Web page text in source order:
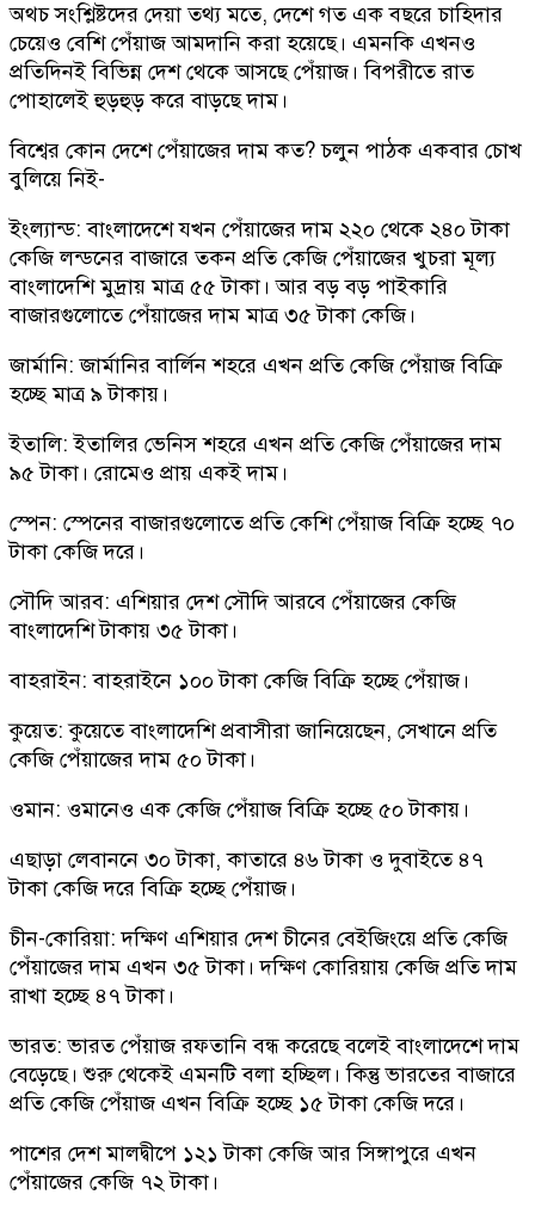
অথচ সংশ্লিষ্টদের দেয়া তথ্য মতে, দেশে গত এক বছরে চাহিদার
চেয়েও বেশি পেঁয়াজ আমদানি করা হয়েছে। এমনকি এখনও
প্রতিদিনই বিভিন্ন দেশ থেকে আসছে পেঁয়াজ। বিপরীতে রাত
পোহালেই হুড়হুড় করে বাড়ছে দাম।
বিশ্বের কোন দেশে পেঁয়াজের দাম কত? চলুন পাঠক একবার চোখ
বুলিয়ে নিই-
ইংল্যান্ড: বাংলাদেশে যখন পেঁয়াজের দাম ২২০ থেকে ২৪০ টাকা
কেজি লন্ডনের বাজারে তকন প্রতি কেজি পেঁয়াজের খুচরা মূল্য
বাংলাদেশি মুদ্রায় মাত্র ৫৫ টাকা। আর বড় বড় পাইকারি
বাজারগুলোতে পেঁয়াজের দাম মাত্র ৩৫ টাকা কেজি।
জার্মানি: জার্মানির বার্লিন শহরে এখন প্রতি কেজি পেঁয়াজ বিক্রি
হচ্ছে মাত্র ৯ টাকায়।
ইতালি: ইতালির ভেনিস শহরে এখন প্রতি কেজি পেঁয়াজের দাম
৯৫ টাকা। রোমেও প্রায় একই দাম।
স্পেন: স্পেনের বাজারগুলোতে প্রতি কেশি পেঁয়াজ বিক্রি হচ্ছে ৭০
টাকা কেজি দরে।
সৌদি আরব: এশিয়ার দেশ সৌদি আরবে পেঁয়াজের কেজি
বাংলাদেশি টাকায় ৩৫ টাকা।
বাহরাইন: বাহরাইনে ১০০ টাকা কেজি বিক্রি হচ্ছে পেঁয়াজ।
কুয়েত: কুয়েতে বাংলাদেশি প্রবাসীরা জানিয়েছেন, সেখানে প্রতি
কেজি পেঁয়াজের দাম ৫০ টাকা।
ওমান: ওমানেও এক কেজি পেঁয়াজ বিক্রি হচ্ছে ৫০ টাকায়।
এছাড়া লেবাননে ৩০ টাকা, কাতারে ৪৬ টাকা ও দুবাইতে ৪৭
টাকা কেজি দরে বিক্রি হচ্ছে পেঁয়াজ।
চীন-কোরিয়া: দক্ষিণ এশিয়ার দেশ চীনের বেইজিংয়ে প্রতি কেজি
পেঁয়াজের দাম এখন ৩৫ টাকা। দক্ষিণ কোরিয়ায় কেজি প্রতি দাম
রাখা হচ্ছে ৪৭ টাকা।
ভারত: ভারত পেঁয়াজ রফতানি বন্ধ করেছে বলেই বাংলাদেশে দাম
বেড়েছে। শুরু থেকেই এমনটি বলা হচ্ছিল। কিন্তু ভারতের বাজারে
প্রতি কেজি পেঁয়াজ এখন বিক্রি হচ্ছে ১৫ টাকা কেজি দরে।
পাশের দেশ মালদ্বীপে ১২১ টাকা কেজি আর সিঙ্গাপুরে এখন
পেঁয়াজের কেজি ৭২ টাকা।